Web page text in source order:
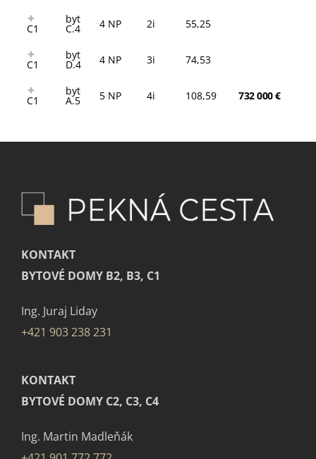
C1
byt
C.4 4 NP 2i 55,25
C1
byt
D.4 4 NP 3i 74,53
C1
byt
A.5 5 NP 4i 108,59 732 000 €
KONTAKT
BYTOVÉ DOMY B2, B3, C1
Ing. Juraj Liday
+421 903 238 231
KONTAKT
BYTOVÉ DOMY C2, C3, C4
Ing. Martin Madleňák